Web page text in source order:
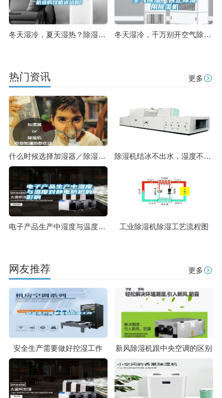
冬天湿冷，夏天湿热？除湿机选购攻略送给你！ 冬天湿冷，千万别开空气除湿，真正除湿用除湿机
热门资讯 更多
什么时候选择加湿器／除湿机？看了你就明白 除湿机结冰不出水，湿度不下降，化霜是怎么一回事？
电子产品生产中湿度与温度对静电防护的影响 工业除湿机除湿工艺流程图
网友推荐 更多
安全生产需要做好控湿工作 新风除湿机跟中央空调的区别